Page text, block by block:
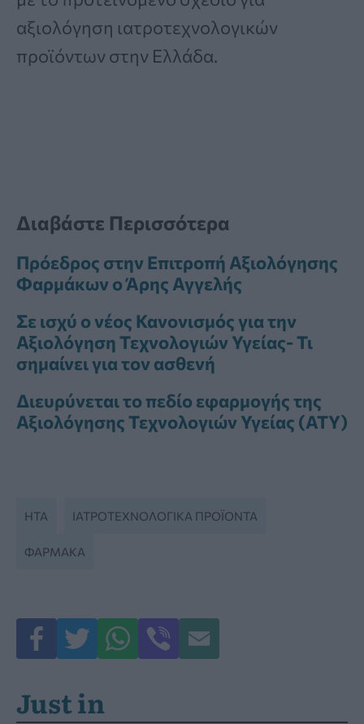
αξιολόγηση ιατροτεχνολογικών
προϊόντων στην Ελλάδα.
Διαβάστε Περισσότερα
Πρόεδρος στην Επιτροπή Αξιολόγησης
Φαρμάκων ο Άρης Αγγελής
Σε ισχύ ο νέος Κανονισμός για την
Αξιολόγηση Τεχνολογιών Υγείας- Τι
σημαίνει για τον ασθενή
Διευρύνεται το πεδίο εφαρμογής της
Αξιολόγησης Τεχνολογιών Υγείας (ΑΤΥ)
ΗΤΑ ΙΑΤΡΟΤΕΧΝΟΛΟΓΙΚΆ ΠΡΟΪΌΝΤΑ
ΦΆΡΜΑΚΑ
Just in